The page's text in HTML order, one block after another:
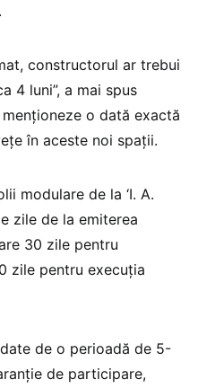
constructorul ar trebui
4 luni”, a mai spus
o dată exactă
în aceste noi spații.
modulare de la ‘I. A.
zile de la emiterea
30 zile pentru
zile pentru execuţia
de o perioadă de 5-
de participare,